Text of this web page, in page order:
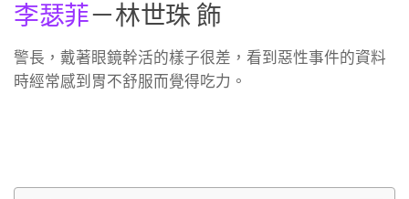
李瑟菲－林世珠 飾
警長，戴著眼鏡幹活的樣子很差，看到惡性事件的資料
時經常感到胃不舒服而覺得吃力。